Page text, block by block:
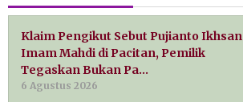
Klaim Pengikut Sebut Pujianto Ikhsan
Imam Mahdi di Pacitan, Pemilik
Tegaskan Bukan Pa…
6 Agustus 2026